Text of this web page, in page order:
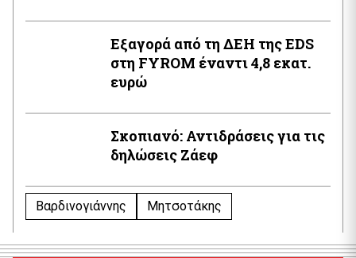
Εξαγορά από τη ΔΕΗ της EDS
στη FYROM έναντι 4,8 εκατ.
ευρώ
Σκοπιανό: Αντιδράσεις για τις
δηλώσεις Ζάεφ
Βαρδινογιάννης Μητσοτάκης